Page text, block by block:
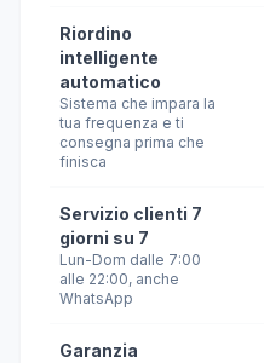
Riordino
intelligente
automatico
Sistema che impara la
tua frequenza e ti
consegna prima che
finisca
Servizio clienti 7
giorni su 7
Lun-Dom dalle 7:00
alle 22:00, anche
WhatsApp
Garanzia